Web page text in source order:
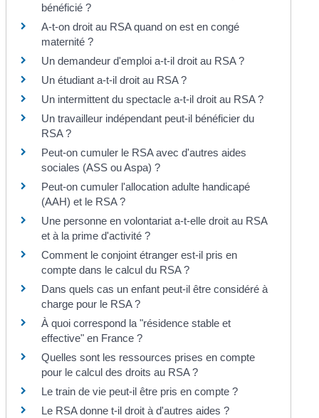
bénéficié ?
A-t-on droit au RSA quand on est en congé
maternité ?
Un demandeur d'emploi a-t-il droit au RSA ?
Un étudiant a-t-il droit au RSA ?
Un intermittent du spectacle a-t-il droit au RSA ?
Un travailleur indépendant peut-il bénéficier du
RSA ?
Peut-on cumuler le RSA avec d'autres aides
sociales (ASS ou Aspa) ?
Peut-on cumuler l'allocation adulte handicapé
(AAH) et le RSA ?
Une personne en volontariat a-t-elle droit au RSA
et à la prime d'activité ?
Comment le conjoint étranger est-il pris en
compte dans le calcul du RSA ?
Dans quels cas un enfant peut-il être considéré à
charge pour le RSA ?
À quoi correspond la "résidence stable et
effective" en France ?
Quelles sont les ressources prises en compte
pour le calcul des droits au RSA ?
Le train de vie peut-il être pris en compte ?
Le RSA donne t-il droit à d'autres aides ?